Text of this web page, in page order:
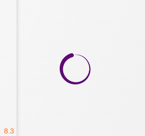
8.3